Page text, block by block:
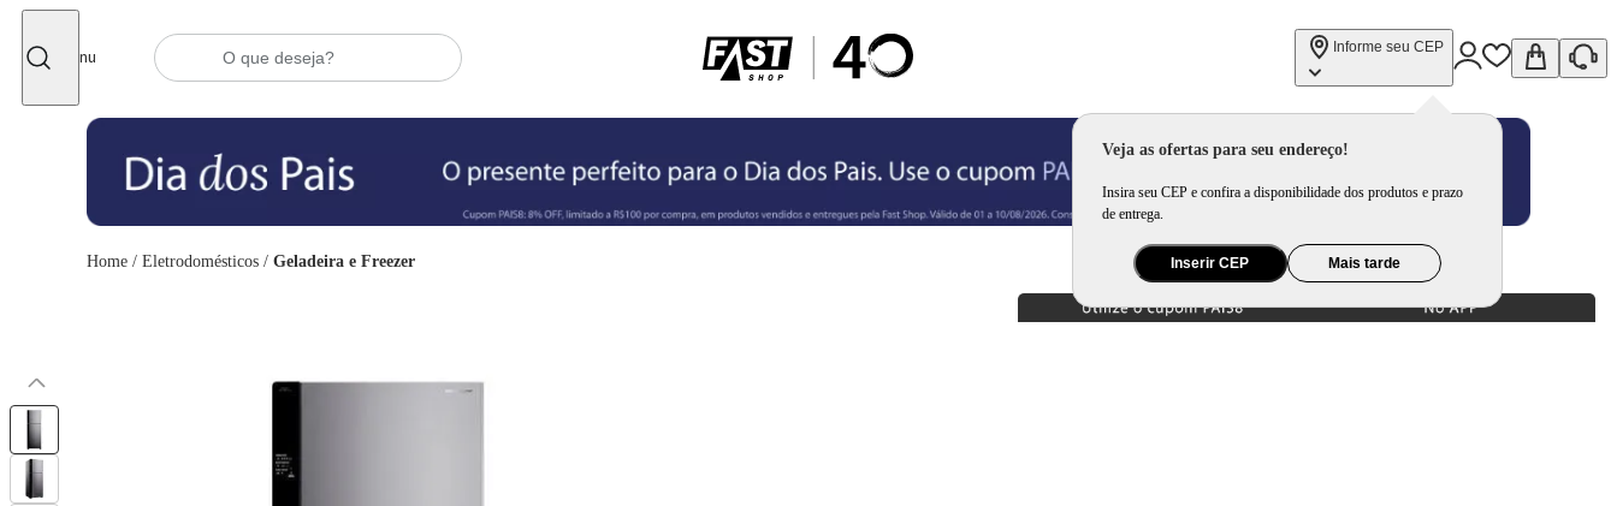
Menu
Informe seu CEP
Veja as ofertas para seu endereço!
Insira seu CEP e confira a disponibilidade dos produtos e prazo
de entrega.
Inserir CEP Mais tarde
Home / Eletrodomésticos / Geladeira e Freezer